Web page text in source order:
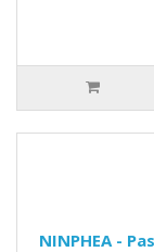
NINPHEA -